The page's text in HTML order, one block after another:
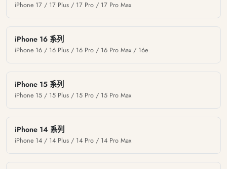
iPhone 17 / 17 Plus / 17 Pro / 17 Pro Max
iPhone 16 系列
iPhone 16 / 16 Plus / 16 Pro / 16 Pro Max / 16e
iPhone 15 系列
iPhone 15 / 15 Plus / 15 Pro / 15 Pro Max
iPhone 14 系列
iPhone 14 / 14 Plus / 14 Pro / 14 Pro Max